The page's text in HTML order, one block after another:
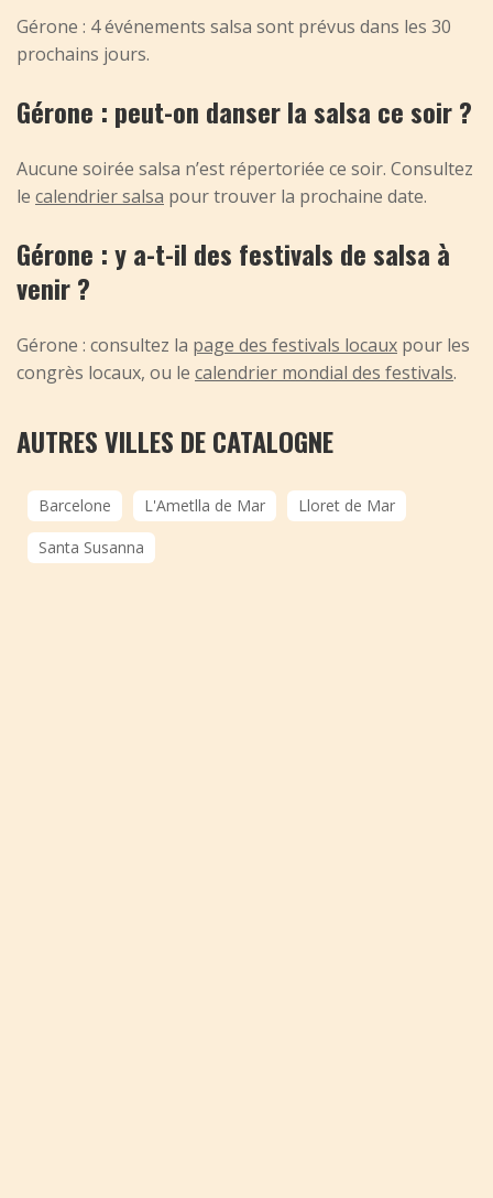
Gérone : 4 événements salsa sont prévus dans les 30
prochains jours.
Gérone : peut-on danser la salsa ce soir ?
Aucune soirée salsa n’est répertoriée ce soir. Consultez
le calendrier salsa pour trouver la prochaine date.
Gérone : y a-t-il des festivals de salsa à
venir ?
Gérone : consultez la page des festivals locaux pour les
congrès locaux, ou le calendrier mondial des festivals.
AUTRES VILLES DE CATALOGNE
Barcelone L'Ametlla de Mar
Lloret de Mar
Santa Susanna